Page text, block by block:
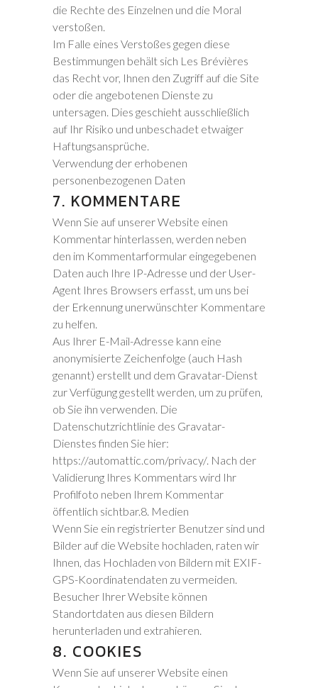
die Rechte des Einzelnen und die Moral
verstoßen.
Im Falle eines Verstoßes gegen diese
Bestimmungen behält sich Les Brévières
das Recht vor, Ihnen den Zugriff auf die Site
oder die angebotenen Dienste zu
untersagen. Dies geschieht ausschließlich
auf Ihr Risiko und unbeschadet etwaiger
Haftungsansprüche.
Verwendung der erhobenen
personenbezogenen Daten
7. KOMMENTARE
Wenn Sie auf unserer Website einen
Kommentar hinterlassen, werden neben
den im Kommentarformular eingegebenen
Daten auch Ihre IP-Adresse und der User-
Agent Ihres Browsers erfasst, um uns bei
der Erkennung unerwünschter Kommentare
zu helfen.
Aus Ihrer E-Mail-Adresse kann eine
anonymisierte Zeichenfolge (auch Hash
genannt) erstellt und dem Gravatar-Dienst
zur Verfügung gestellt werden, um zu prüfen,
ob Sie ihn verwenden. Die
Datenschutzrichtlinie des Gravatar-
Dienstes finden Sie hier:
https://automattic.com/privacy/. Nach der
Validierung Ihres Kommentars wird Ihr
Profilfoto neben Ihrem Kommentar
öffentlich sichtbar.8. Medien
Wenn Sie ein registrierter Benutzer sind und
Bilder auf die Website hochladen, raten wir
Ihnen, das Hochladen von Bildern mit EXIF-
GPS-Koordinatendaten zu vermeiden.
Besucher Ihrer Website können
Standortdaten aus diesen Bildern
herunterladen und extrahieren.
8. COOKIES
Wenn Sie auf unserer Website einen